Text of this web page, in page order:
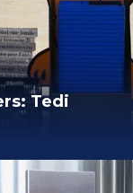
Tedi